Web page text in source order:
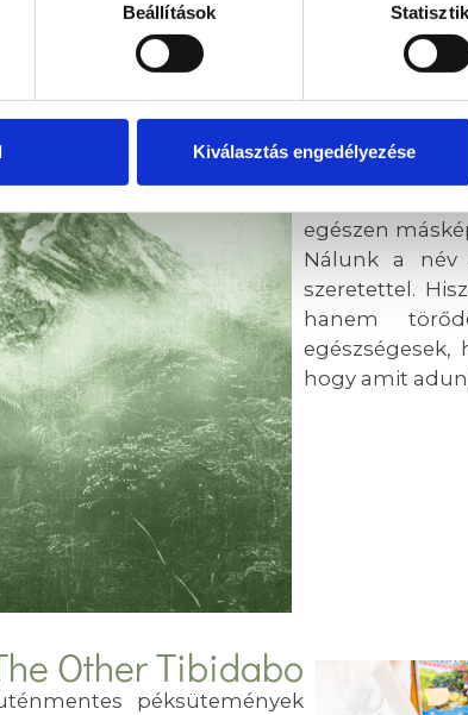
Beállítások
Kiválasztás engedélyezése
A legenda
és így szólt:
minden
ajándék
egészen
Nálunk a név
szeretettel.
hanem
hogy amit
Other Tibidabo
péksütemények